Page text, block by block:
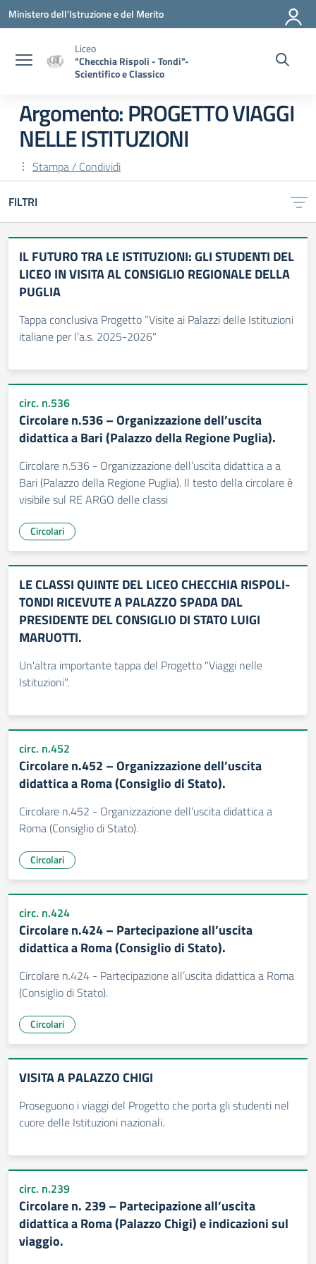
Vai ai contenuti
Vai al menu di navigazione
Vai al footer
Ministero dell'Istruzione e del Merito
Liceo
"Checchia Rispoli - Tondi"-
Scientifico e Classico
Argomento: PROGETTO VIAGGI
NELLE ISTITUZIONI
Stampa / Condividi
FILTRI
IL FUTURO TRA LE ISTITUZIONI: GLI STUDENTI DEL
LICEO IN VISITA AL CONSIGLIO REGIONALE DELLA
PUGLIA
Tappa conclusiva Progetto “Visite ai Palazzi delle Istituzioni
italiane per l’a.s. 2025-2026"
circ. n.536
Circolare n.536 – Organizzazione dell’uscita
didattica a Bari (Palazzo della Regione Puglia).
Circolare n.536 - Organizzazione dell’uscita didattica a a
Bari (Palazzo della Regione Puglia). Il testo della circolare è
visibile sul RE ARGO delle classi
Circolari
LE CLASSI QUINTE DEL LICEO CHECCHIA RISPOLI-
TONDI RICEVUTE A PALAZZO SPADA DAL
PRESIDENTE DEL CONSIGLIO DI STATO LUIGI
MARUOTTI.
Un'altra importante tappa del Progetto "Viaggi nelle
Istituzioni".
circ. n.452
Circolare n.452 – Organizzazione dell’uscita
didattica a Roma (Consiglio di Stato).
Circolare n.452 - Organizzazione dell’uscita didattica a
Roma (Consiglio di Stato).
Circolari
circ. n.424
Circolare n.424 – Partecipazione all’uscita
didattica a Roma (Consiglio di Stato).
Circolare n.424 - Partecipazione all’uscita didattica a Roma
(Consiglio di Stato).
Circolari
VISITA A PALAZZO CHIGI
Proseguono i viaggi del Progetto che porta gli studenti nel
cuore delle Istituzioni nazionali.
circ. n.239
Circolare n. 239 – Partecipazione all’uscita
didattica a Roma (Palazzo Chigi) e indicazioni sul
viaggio.